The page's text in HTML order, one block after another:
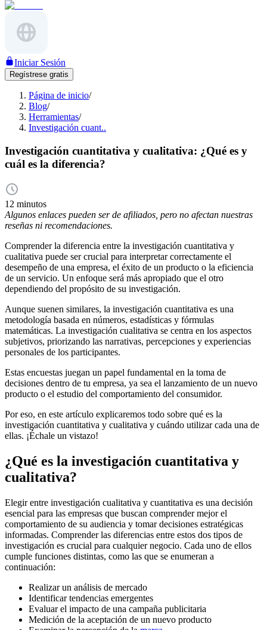
Iniciar Sesión
Regístrese gratis
Página de inicio/
Blog/
Herramientas/
Investigación cuant..
Investigación cuantitativa y cualitativa: ¿Qué es y
cuál es la diferencia?
12 minutos
Algunos enlaces pueden ser de afiliados, pero no afectan nuestras
reseñas ni recomendaciones.
Comprender la diferencia entre la investigación cuantitativa y
cualitativa puede ser crucial para interpretar correctamente el
desempeño de una empresa, el éxito de un producto o la eficiencia
de un servicio. Un enfoque será más apropiado que el otro
dependiendo del propósito de su investigación.
Aunque suenen similares, la investigación cuantitativa es una
metodología basada en números, estadísticas y fórmulas
matemáticas. La investigación cualitativa se centra en los aspectos
subjetivos, priorizando las narrativas, percepciones y experiencias
personales de los participantes.
Estas encuestas juegan un papel fundamental en la toma de
decisiones dentro de tu empresa, ya sea el lanzamiento de un nuevo
producto o el estudio del comportamiento del consumidor.
Por eso, en este artículo explicaremos todo sobre qué es la
investigación cuantitativa y cualitativa y cuándo utilizar cada una de
ellas. ¡Échale un vistazo!
¿Qué es la investigación cuantitativa y
cualitativa?
Elegir entre investigación cualitativa y cuantitativa es una decisión
esencial para las empresas que buscan comprender mejor el
comportamiento de su audiencia y tomar decisiones estratégicas
informadas. Comprender las diferencias entre estos dos tipos de
investigación es crucial para cualquier negocio. Cada uno de ellos
cumple funciones distintas, como las que se enumeran a
continuación:
Realizar un análisis de mercado
Identificar tendencias emergentes
Evaluar el impacto de una campaña publicitaria
Medición de la aceptación de un nuevo producto